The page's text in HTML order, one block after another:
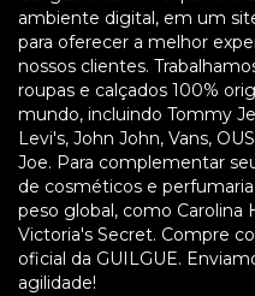
ambiente digital, em um
para oferecer a melhor
nossos clientes.
roupas e calçados 100%
mundo, incluindo Tommy
Levi's, John John, Vans,
Joe. Para complementar
de cosméticos e
peso global, como Carolina
Victoria's Secret. Compre
oficial da GUILGUE.
agilidade!